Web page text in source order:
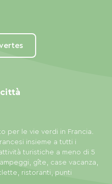
per le vie verdi in Francia.
insieme a tutti i
turistiche a meno di 5
gîte, case vacanza,
ristoranti, punti